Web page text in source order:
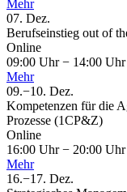
Mehr
07. Dez.
Berufseinstieg out of
Online
09:00 Uhr− 14:00 Uhr
Mehr
09.−10. Dez.
Kompetenzen für die
Prozesse (1CP&Z)
Online
16:00 Uhr− 20:00 Uhr
Mehr
16.−17. Dez.